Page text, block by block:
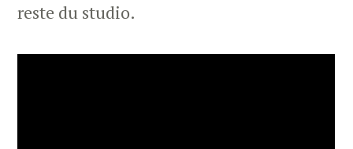
reste du studio.